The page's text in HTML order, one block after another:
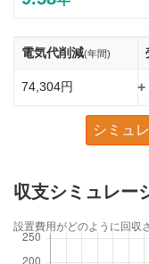
電気代削減(年間)
74,304円 +
シミュ
収支シミュレー
設置費用がどのように回収